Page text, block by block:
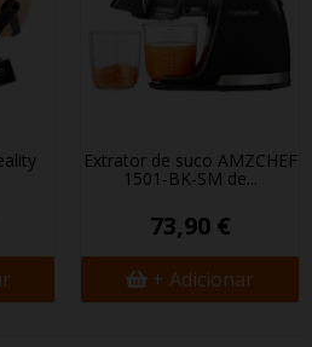
Extrator de suco AMZCHEF
1501-BK-SM de...
73,90 €
+ Adicionar